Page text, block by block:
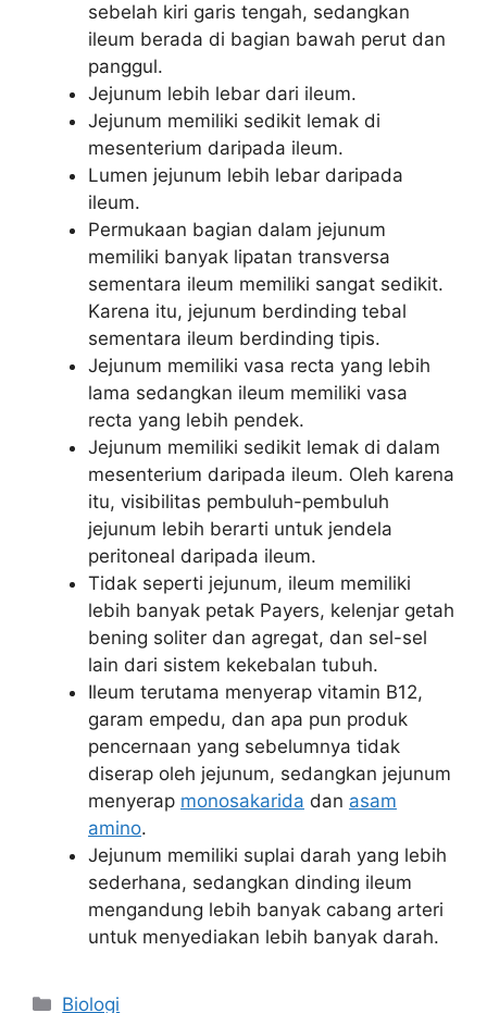
sebelah kiri garis tengah, sedangkan
ileum berada di bagian bawah perut dan
panggul.
Jejunum lebih lebar dari ileum.
Jejunum memiliki sedikit lemak di
mesenterium daripada ileum.
Lumen jejunum lebih lebar daripada
ileum.
Permukaan bagian dalam jejunum
memiliki banyak lipatan transversa
sementara ileum memiliki sangat sedikit.
Karena itu, jejunum berdinding tebal
sementara ileum berdinding tipis.
Jejunum memiliki vasa recta yang lebih
lama sedangkan ileum memiliki vasa
recta yang lebih pendek.
Jejunum memiliki sedikit lemak di dalam
mesenterium daripada ileum. Oleh karena
itu, visibilitas pembuluh-pembuluh
jejunum lebih berarti untuk jendela
peritoneal daripada ileum.
Tidak seperti jejunum, ileum memiliki
lebih banyak petak Payers, kelenjar getah
bening soliter dan agregat, dan sel-sel
lain dari sistem kekebalan tubuh.
Ileum terutama menyerap vitamin B12,
garam empedu, dan apa pun produk
pencernaan yang sebelumnya tidak
diserap oleh jejunum, sedangkan jejunum
menyerap monosakarida dan asam
amino.
Jejunum memiliki suplai darah yang lebih
sederhana, sedangkan dinding ileum
mengandung lebih banyak cabang arteri
untuk menyediakan lebih banyak darah.
Kategori
Biologi